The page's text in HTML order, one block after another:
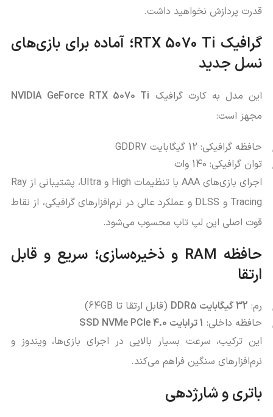
قدرت پردازش نخواهید داشت.
گرافیک RTX 5070 Ti؛ آماده برای بازی‌های
نسل جدید
این مدل به کارت گرافیک NVIDIA GeForce RTX 5070 Ti
مجهز است:
حافظه گرافیکی: 12 گیگابایت GDDR7
توان گرافیکی: 140 وات
اجرای بازی‌های AAA با تنظیمات High و Ultra، پشتیبانی از Ray
Tracing و DLSS و عملکرد عالی در نرم‌افزارهای گرافیکی، از نقاط
قوت اصلی این لپ‌ تاپ محسوب می‌شود.
حافظه RAM و ذخیره‌سازی؛ سریع و قابل
ارتقا
رم: 32 گیگابایت DDR5
(قابل ارتقا تا 64GB)
حافظه داخلی: 1 ترابایت SSD NVMe PCIe 4.0
این ترکیب، سرعت بسیار بالایی در اجرای بازی‌ها، ویندوز و
نرم‌افزارهای سنگین فراهم می‌کند.
باتری و شارژدهی